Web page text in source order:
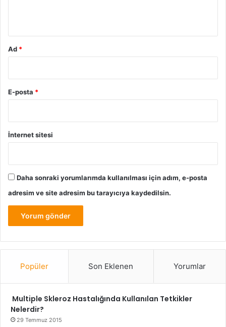
Ad *
E-posta *
İnternet sitesi
Daha sonraki yorumlarımda kullanılması için adım, e-posta
adresim ve site adresim bu tarayıcıya kaydedilsin.
Popüler Son Eklenen Yorumlar
Multiple Skleroz Hastalığında Kullanılan Tetkikler
Nelerdir?
29 Temmuz 2015